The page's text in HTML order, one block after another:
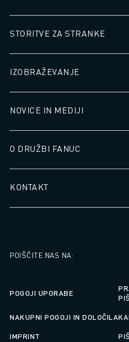
STORITVE ZA STRANKE
IZOBRAŽEVANJE
NOVICE IN MEDIJI
O DRUŽBI FANUC
KONTAKT
POIŠČITE NAS NA:
POGOJI UPORABE
NAKUPNI POGOJI IN DOLOČILA
IMPRINT